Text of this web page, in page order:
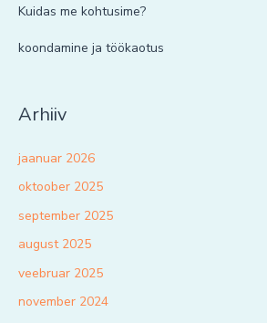
Kuidas me kohtusime?
koondamine ja töökaotus
Arhiiv
jaanuar 2026
oktoober 2025
september 2025
august 2025
veebruar 2025
november 2024